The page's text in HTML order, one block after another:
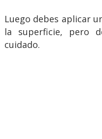
Luego debes aplicar
la superficie, pero
cuidado.